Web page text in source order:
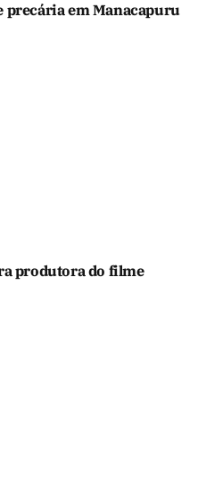
precária em Manacapuru
produtora do filme